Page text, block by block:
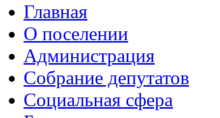
Главная
О поселении
Администрация
Собрание депутатов
Социальная сфера